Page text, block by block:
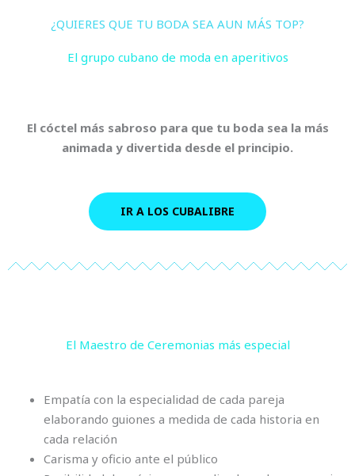
¿QUIERES QUE TU BODA SEA AUN MÁS TOP?
El grupo cubano de moda en aperitivos
El cóctel más sabroso para que tu boda sea la más
animada y divertida desde el principio.
IR A LOS CUBALIBRE
El Maestro de Ceremonias más especial
Empatía con la especialidad de cada pareja
elaborando guiones a medida de cada historia en
cada relación
Carisma y oficio ante el público